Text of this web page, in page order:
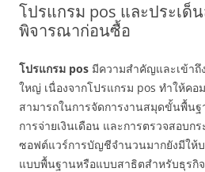
โปรแกรม pos และประเด็
พิจารณาก่อนซื้อ
โปรแกรม pos มีความสำคัญและเข้าถึ
ใหญ่ เนื่องจากโปรแกรม pos ทำให้ค
สามารถในการจัดการงานสมุดขั้นพื้น
การจ่ายเงินเดือน และการตรวจสอบก
ซอฟต์แวร์การบัญชีจำนวนมากยังมีให้
แบบพื้นฐานหรือแบบสาธิตสำหรับธุรกิจ